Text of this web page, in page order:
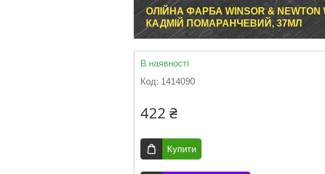
ОЛІЙНА ФАРБА WINSOR & NEWTON
КАДМІЙ ПОМАРАНЧЕВИЙ, 37МЛ
В наявності
Код: 1414090
422 ₴
Купити